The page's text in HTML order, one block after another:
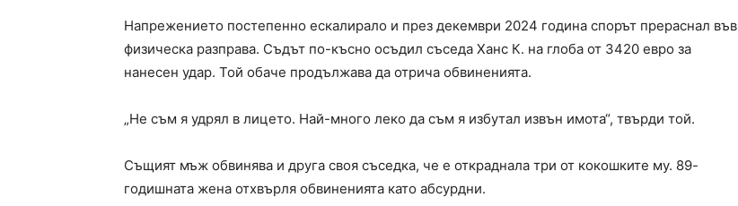
Напрежението постепенно ескалирало и през декември 2024 година спорът прераснал във
физическа разправа. Съдът по-късно осъдил съседа Ханс К. на глоба от 3420 евро за
нанесен удар. Той обаче продължава да отрича обвиненията.
„Не съм я удрял в лицето. Най-много леко да съм я избутал извън имота“, твърди той.
Същият мъж обвинява и друга своя съседка, че е откраднала три от кокошките му. 89-
годишната жена отхвърля обвиненията като абсурдни.